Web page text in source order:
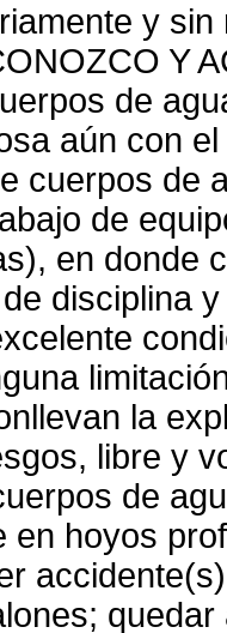
y
Y
de
aún con
cuerpos de
de
en donde
disciplina
la
libre y
de
en hoyos